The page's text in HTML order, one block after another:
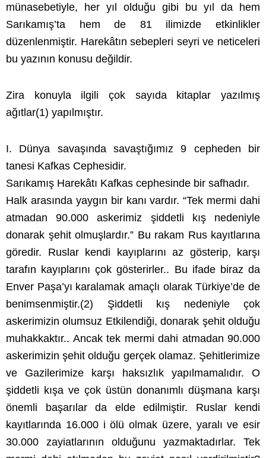
münasebetiyle, her yıl olduğu gibi bu yıl da hem
Sarıkamış’ta hem de 81 ilimizde etkinlikler
düzenlenmiştir. Harekâtın sebepleri seyri ve neticeleri
bu yazının konusu değildir.
Zira konuyla ilgili çok sayıda kitaplar yazılmış
ağıtlar(1) yapılmıştır.
I. Dünya savaşında savaştığımız 9 cepheden bir
tanesi Kafkas Cephesidir.
Sarıkamış Harekâtı Kafkas cephesinde bir safhadır.
Halk arasında yaygın bir kanı vardır. “Tek mermi dahi
atmadan 90.000 askerimiz şiddetli kış nedeniyle
donarak şehit olmuşlardır.” Bu rakam Rus kayıtlarına
göredir. Ruslar kendi kayıplarını az gösterip, karşı
tarafın kayıplarını çok gösterirler.. Bu ifade biraz da
Enver Paşa’yı karalamak amaçlı olarak Türkiye’de de
benimsenmiştir.(2) Şiddetli kış nedeniyle çok
askerimizin olumsuz Etkilendiği, donarak şehit olduğu
muhakkaktır.. Ancak tek mermi dahi atmadan 90.000
askerimizin şehit olduğu gerçek olamaz. Şehitlerimize
ve Gazilerimize karşı haksızlık yapılmamalıdır. O
şiddetli kışa ve çok üstün donanımlı düşmana karşı
önemli başarılar da elde edilmiştir. Ruslar kendi
kayıtlarında 16.000 i ölü olmak üzere, yaralı ve esir
30.000 zayiatlarının olduğunu yazmaktadırlar. Tek